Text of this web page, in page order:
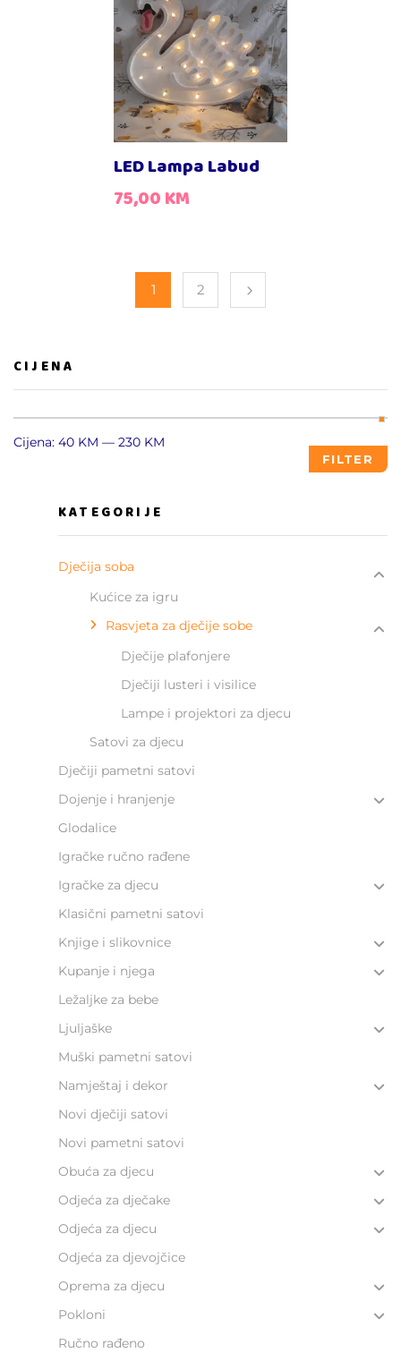
CIJENA
FILTER
Cijena: 40 KM — 230 KM
KATEGORIJE
Dječija soba
Kućice za igru
Rasvjeta za dječije sobe
Dječije plafonjere
Dječiji lusteri i visilice
Lampe i projektori za djecu
Satovi za djecu
Dječiji pametni satovi
Dojenje i hranjenje
Glodalice
Igračke ručno rađene
Igračke za djecu
Klasični pametni satovi
Knjige i slikovnice
Kupanje i njega
Ležaljke za bebe
Ljuljaške
Muški pametni satovi
Namještaj i dekor
Novi dječiji satovi
Novi pametni satovi
Obuća za djecu
Odjeća za dječake
Odjeća za djecu
Odjeća za djevojčice
Oprema za djecu
Pokloni
Ručno rađeno
LED Lampa Labud
75,00KM
1 2